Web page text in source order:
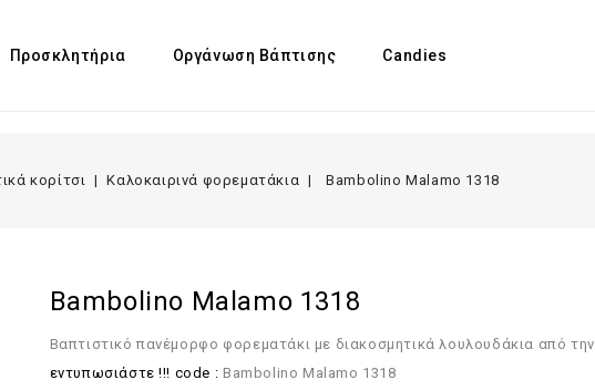
Προσκλητήρια Οργάνωση Βάπτισης Candies
κορίτσι Καλοκαιρινά φορεματάκια Bambolino Malamo 1318
Bambolino Malamo 1318
Βαπτιστικό πανέμορφο φορεματάκι με διακοσμητικά λουλουδάκια από την
εντυπωσιάστε !!! code : Bambolino Malamo 1318